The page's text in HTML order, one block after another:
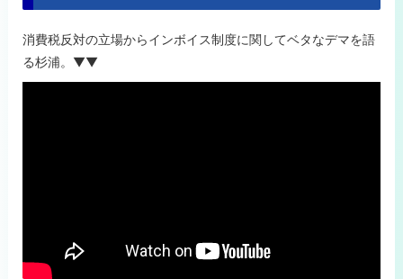
消費税反対の立場からインボイス制度に関してベタなデマを語
る杉浦。▼▼